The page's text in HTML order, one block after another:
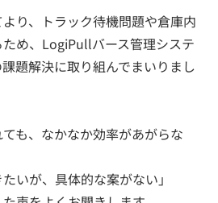
り、トラック待機問題や倉庫内
め、LogiPullバース管理システ
題解決に取り組んでまいりまし
ても、なかなか効率があがらな
いが、具体的な案がない」